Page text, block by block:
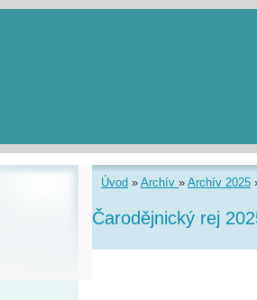
Úvod » Archív » Archív 2025
Čarodějnický rej